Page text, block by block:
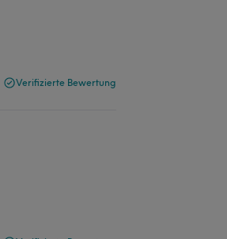
Verifizierte Bewertung